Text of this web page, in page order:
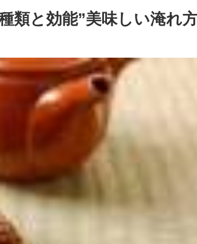
類と効能”美味しい淹れ